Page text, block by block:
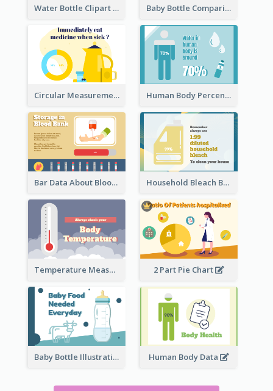
Water Bottle Clipart Baby Bottle Comparison Information
Circular Measurement Of 2 Group Human Body Percentage Clipart
Bar Data About Blood Donation Household Bleach Bottle
Temperature Measurement 2 Part Pie Chart
Baby Bottle Illustration Human Body Data